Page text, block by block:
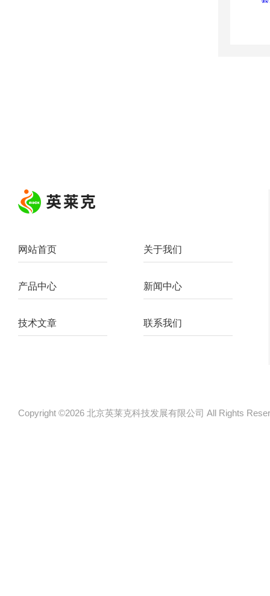
网站首页 关于我们
产品中心 新闻中心
技术文章 联系我们
Copyright ©2026 北京英莱克科技发展有限公司 All Rights